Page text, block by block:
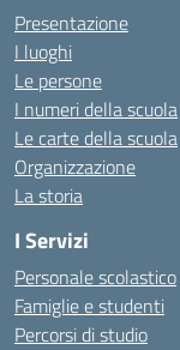
Presentazione
I luoghi
Le persone
I numeri della scuola
Le carte della scuola
Organizzazione
La storia
I Servizi
Personale scolastico
Famiglie e studenti
Percorsi di studio